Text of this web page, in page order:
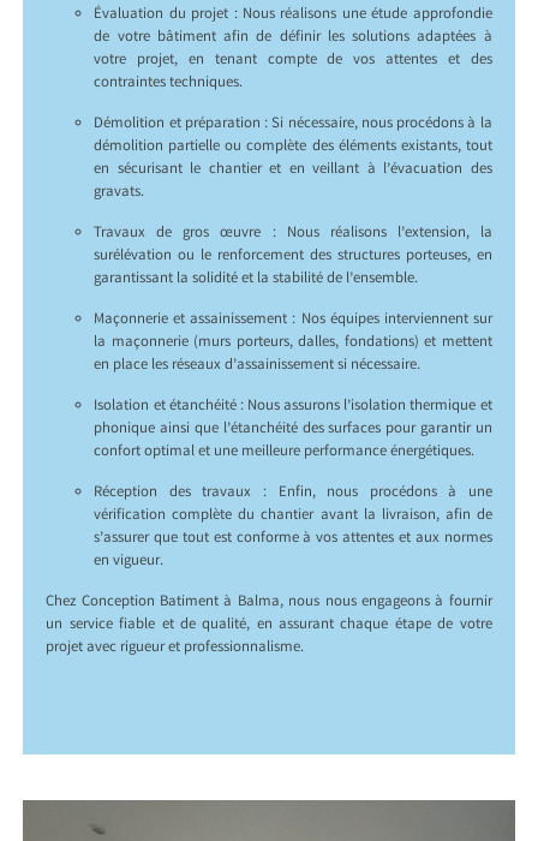
Évaluation du projet : Nous réalisons une étude approfondie
de votre bâtiment afin de définir les solutions adaptées à
votre projet, en tenant compte de vos attentes et des
contraintes techniques.
Démolition et préparation : Si nécessaire, nous procédons à la
démolition partielle ou complète des éléments existants, tout
en sécurisant le chantier et en veillant à l’évacuation des
gravats.
Travaux de gros œuvre : Nous réalisons l’extension, la
surélévation ou le renforcement des structures porteuses, en
garantissant la solidité et la stabilité de l’ensemble.
Maçonnerie et assainissement : Nos équipes interviennent sur
la maçonnerie (murs porteurs, dalles, fondations) et mettent
en place les réseaux d’assainissement si nécessaire.
Isolation et étanchéité : Nous assurons l’isolation thermique et
phonique ainsi que l’étanchéité des surfaces pour garantir un
confort optimal et une meilleure performance énergétiques.
Réception des travaux : Enfin, nous procédons à une
vérification complète du chantier avant la livraison, afin de
s’assurer que tout est conforme à vos attentes et aux normes
en vigueur.
Chez Conception Batiment à Balma, nous nous engageons à fournir
un service fiable et de qualité, en assurant chaque étape de votre
projet avec rigueur et professionnalisme.